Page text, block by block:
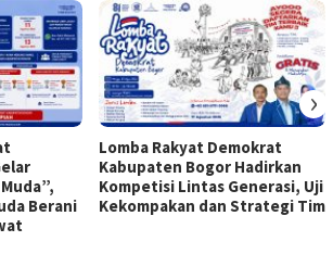
Berani
Lomba Rakyat Demokrat
Kabupaten Bogor Hadirkan
Kompetisi Lintas Generasi, Uji
Kekompakan dan Strategi Tim
›